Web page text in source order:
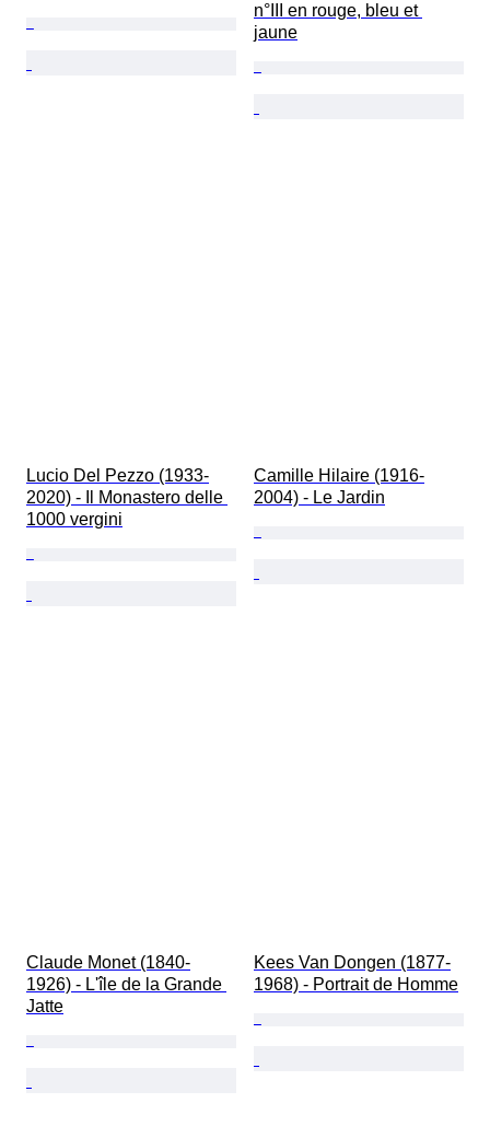
n°III en rouge, bleu et
jaune
Lucio Del Pezzo (1933-
2020) - Il Monastero delle
1000 vergini
Camille Hilaire (1916-
2004) - Le Jardin
Claude Monet (1840-
1926) - L'île de la Grande
Jatte
Kees Van Dongen (1877-
1968) - Portrait de Homme